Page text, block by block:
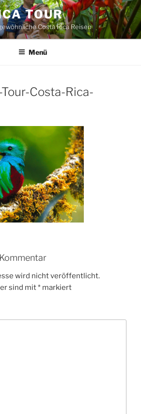
TOUR
Costa Rica Reisen
Menü
Costa-Rica-
wird nicht veröffentlicht.
sind mit* markiert